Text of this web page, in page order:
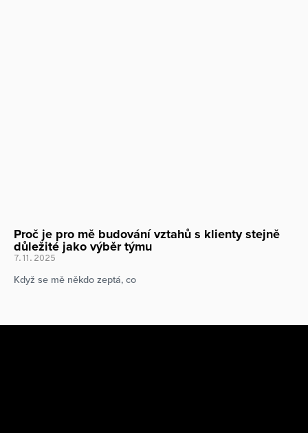
Proč je pro mě budování vztahů s klienty stejně
důležité jako výběr týmu
7. 11. 2025
Když se mě někdo zeptá, co